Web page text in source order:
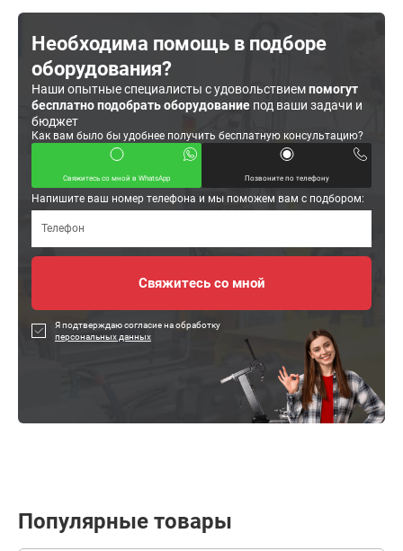
Необходима помощь в подборе
оборудования?
Наши опытные специалисты с удовольствиемпомогут
бесплатно подобрать оборудование под ваши задачи и
бюджет
Как вам было бы удобнее получить бесплатную консультацию?
Свяжитесь со мной в WhatsApp Позвоните по телефону
Напишите ваш номер телефона и мы поможем вам с подбором:
Я подтверждаю согласие на обработку
персональных данных
Популярные товары